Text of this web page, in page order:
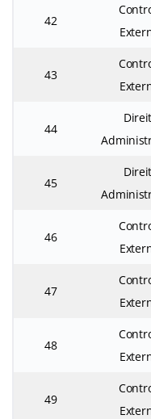
42
43
44
45
46
47
48
49